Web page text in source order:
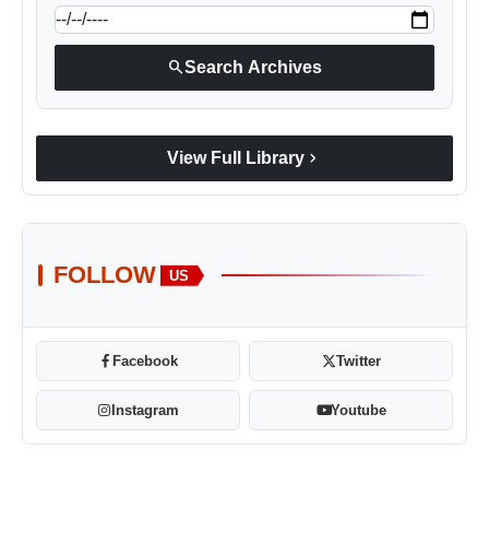
searchSearch Archives
View Full Library chevron_right
FOLLOW US
Facebook Twitter
Instagram Youtube